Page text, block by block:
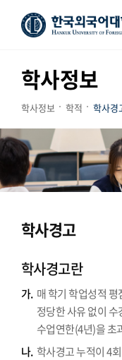
학사정보
학사정보 학적 학사경
학사경고
학사경고란
가. 매 학기 학업성적
정당한 사유 없이
수업연한(4년)을 초
나. 학사경고 누적이 4